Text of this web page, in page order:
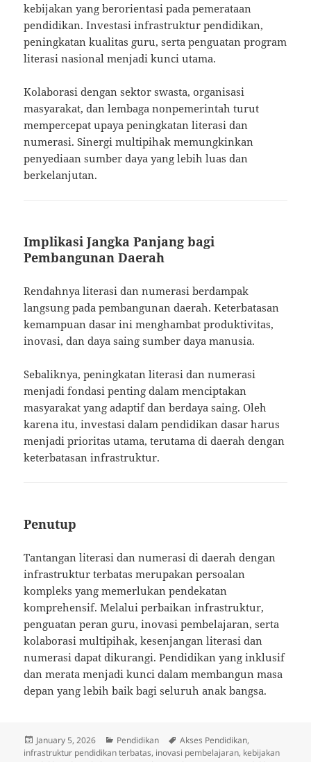
kebijakan yang berorientasi pada pemerataan
pendidikan. Investasi infrastruktur pendidikan,
peningkatan kualitas guru, serta penguatan program
literasi nasional menjadi kunci utama.
Kolaborasi dengan sektor swasta, organisasi
masyarakat, dan lembaga nonpemerintah turut
mempercepat upaya peningkatan literasi dan
numerasi. Sinergi multipihak memungkinkan
penyediaan sumber daya yang lebih luas dan
berkelanjutan.
Implikasi Jangka Panjang bagi
Pembangunan Daerah
Rendahnya literasi dan numerasi berdampak
langsung pada pembangunan daerah. Keterbatasan
kemampuan dasar ini menghambat produktivitas,
inovasi, dan daya saing sumber daya manusia.
Sebaliknya, peningkatan literasi dan numerasi
menjadi fondasi penting dalam menciptakan
masyarakat yang adaptif dan berdaya saing. Oleh
karena itu, investasi dalam pendidikan dasar harus
menjadi prioritas utama, terutama di daerah dengan
keterbatasan infrastruktur.
Penutup
Tantangan literasi dan numerasi di daerah dengan
infrastruktur terbatas merupakan persoalan
kompleks yang memerlukan pendekatan
komprehensif. Melalui perbaikan infrastruktur,
penguatan peran guru, inovasi pembelajaran, serta
kolaborasi multipihak, kesenjangan literasi dan
numerasi dapat dikurangi. Pendidikan yang inklusif
dan merata menjadi kunci dalam membangun masa
depan yang lebih baik bagi seluruh anak bangsa.
Posted
on
January 5, 2026 Categories
Pendidikan Tags
Akses Pendidikan,
infrastruktur pendidikan terbatas, inovasi pembelajaran, kebijakan